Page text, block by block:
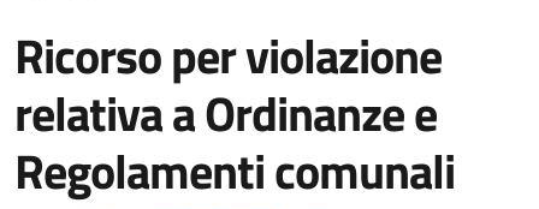
Ricorso per violazione
relativa a Ordinanze e
Regolamenti comunali